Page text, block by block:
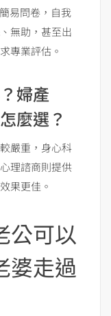
易問卷，自我
無助，甚至出
專業評估。
婦產
麼選？
嚴重，身心科
理諮商則提供
果更佳。
公可以
婆走過